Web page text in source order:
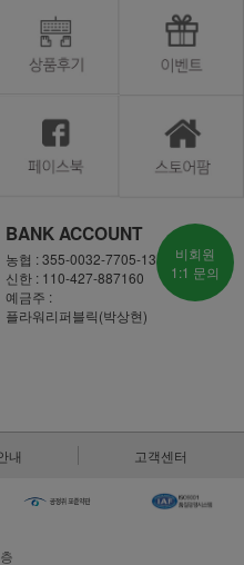
BANK ACCOUNT
농협 : 355-0032-7705-13
신한 : 110-427-887160
예금주 :
플라워리퍼블릭(박상현)
비회원
1:1 문의
내 고객센터